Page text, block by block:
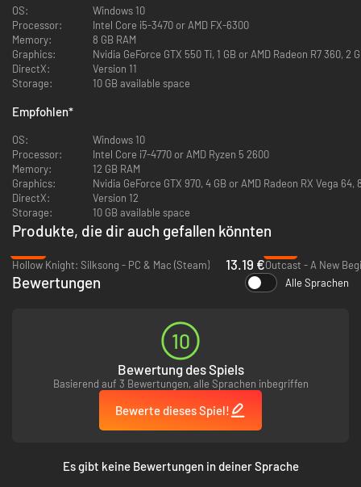
durchstreifen, und die Geheimnisse lüften, die die Sternensaat und Echo
umgeben?
Die Antworten auf diese und noch viele Fragen mehr erwarten dich im
Ultravoid.
OS:
Windows 10
Processor:
Intel Core i5-3470 or AMD FX-6300
Memory:
8 GB RAM
Graphics:
Nvidia GeForce GTX 550 Ti, 1 GB or AMD Radeon R7 360, 2
DirectX:
Version 11
Storage:
10 GB available space
Empfohlen*
OS:
Windows 10
Processor:
Intel Core i7-4770 or AMD Ryzen 5 2600
Memory:
12 GB RAM
Graphics:
Nvidia GeForce GTX 970, 4 GB or AMD Radeon RX Vega 64,
DirectX:
Version 12
Storage:
10 GB available space
Produkte, die dir auch gefallen könnten
Hollow Knight: Silksong - PC & Mac (Steam)
13.19 €Outcast - A New
Bewertungen Alle Sprachen
10
Bewertung des Spiels
Basierend auf 3 Bewertungen, alle Sprachen inbegriffen
Bewerte dieses Spiel!
Es gibt keine Bewertungen in deiner Sprache